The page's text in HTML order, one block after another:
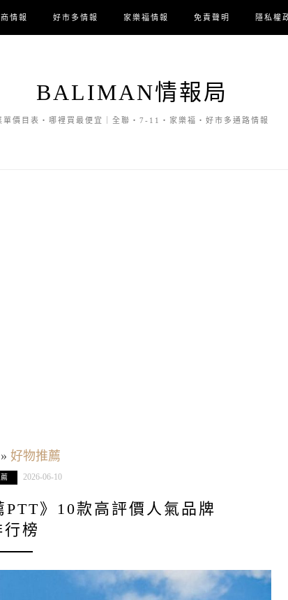
情報 好市多情報 家樂福情報 免責聲明 隱私權
BALIMAN情報局
單價目表・哪裡買最便宜｜全聯・7-11・家樂福・好市多通路情報
好物推薦
2026-06-10
PTT》10款高評價人氣品牌
行榜